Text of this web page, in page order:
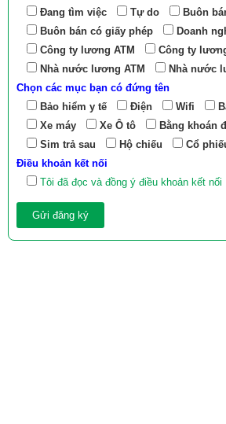
Đang tìm việc
Tự do
Buôn
Buôn bán có giấy phép
Doanh
Công ty lương ATM
Công ty
Nhà nước lương ATM
Nhà nước
Chọn các mục bạn có đứng tên
Bảo hiểm y tế
Điện Wifi
Xe máy
Xe Ô tô Bằng khoán
Sim trả sau
Hộ chiếu Cổ
Điều khoản kết nối
Tôi đã đọc và đồng ý điều khoản kết nối